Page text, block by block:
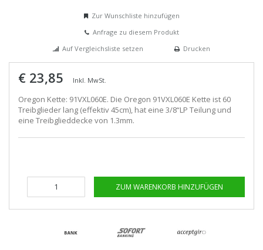
Zur Wunschliste hinzufügen
Anfrage zu diesem Produkt
Auf Vergleichsliste setzen
Drucken
€ 23,85 Inkl. MwSt.
Oregon Kette: 91VXL060E. Die Oregon 91VXL060E Kette ist 60
Treibglieder lang (effektiv 45cm), hat eine 3/8“LP Teilung und
eine Treibglieddecke von 1.3mm.
ZUM WARENKORB HINZUFÜGEN